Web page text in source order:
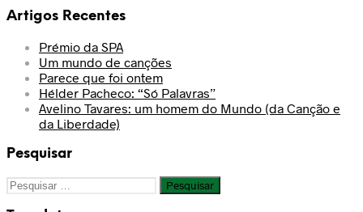
Artigos Recentes
Prémio da SPA
Um mundo de canções
Parece que foi ontem
Hélder Pacheco: “Só Palavras”
Avelino Tavares: um homem do Mundo (da Canção e
da Liberdade)
Pesquisar
Pesquisar